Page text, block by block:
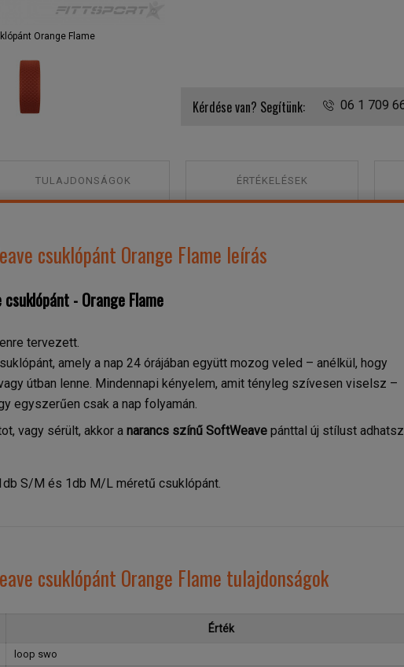
Orange Flame
Kérdése van? Segítünk: 06 1 709
TULAJDONSÁGOK ÉRTÉKELÉSEK
csuklópánt Orange Flame leírás
- Orange Flame
tervezett.
amely a nap 24 órájában együtt mozog veled – anélkül, hogy
útban lenne. Mindennapi kényelem, amit tényleg szívesen viselsz –
egyszerűen csak a nap folyamán.
vagy sérült, akkor a narancs színű SoftWeave pánttal új stílust
S/M és 1db M/L méretű csuklópánt.
csuklópánt Orange Flame tulajdonságok
Érték
loop swo